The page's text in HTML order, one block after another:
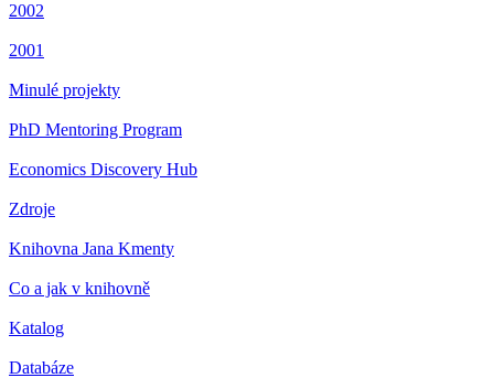
2002
2001
Minulé projekty
PhD Mentoring Program
Economics Discovery Hub
Zdroje
Knihovna Jana Kmenty
Co a jak v knihovně
Katalog
Databáze